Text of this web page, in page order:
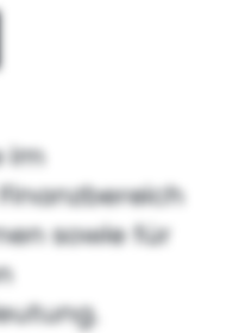
im
sowie für